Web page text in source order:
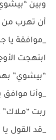
وبين
أن تهرب من
_موافقة يا
ابتهجت
“بيشوي”
_وأنا موافق
ربت “مـلاك”
_قد القول